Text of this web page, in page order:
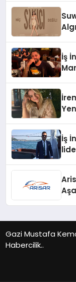
İş
İş
Gazi Mustafa
Habercilik..